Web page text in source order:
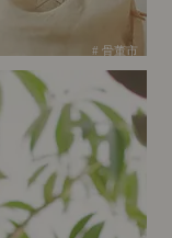
# 骨董市